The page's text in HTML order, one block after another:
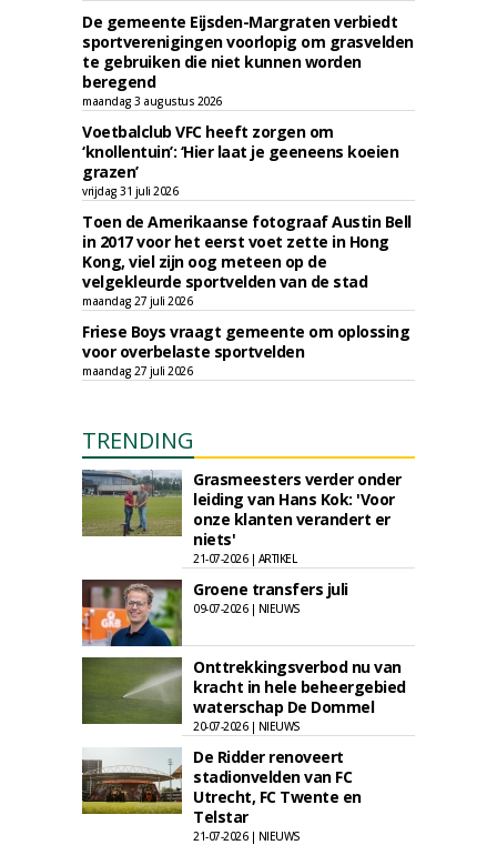
De gemeente Eijsden-Margraten verbiedt
sportverenigingen voorlopig om grasvelden
te gebruiken die niet kunnen worden
beregend
maandag 3 augustus 2026
Voetbalclub VFC heeft zorgen om
‘knollentuin’: ‘Hier laat je geeneens koeien
grazen’
vrijdag 31 juli 2026
Toen de Amerikaanse fotograaf Austin Bell
in 2017 voor het eerst voet zette in Hong
Kong, viel zijn oog meteen op de
velgekleurde sportvelden van de stad
maandag 27 juli 2026
Friese Boys vraagt gemeente om oplossing
voor overbelaste sportvelden
maandag 27 juli 2026
TRENDING
Grasmeesters verder onder
leiding van Hans Kok: 'Voor
onze klanten verandert er
niets'
21-07-2026 | ARTIKEL
Groene transfers juli
09-07-2026 | NIEUWS
Onttrekkingsverbod nu van
kracht in hele beheergebied
waterschap De Dommel
20-07-2026 | NIEUWS
De Ridder renoveert
stadionvelden van FC
Utrecht, FC Twente en
Telstar
21-07-2026 | NIEUWS